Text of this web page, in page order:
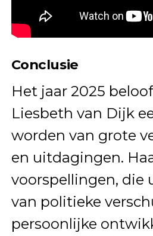
Conclusie
Het jaar 2025
Liesbeth van Dijk
worden van grote
en uitdagingen.
voorspellingen, die
van politieke
persoonlijke